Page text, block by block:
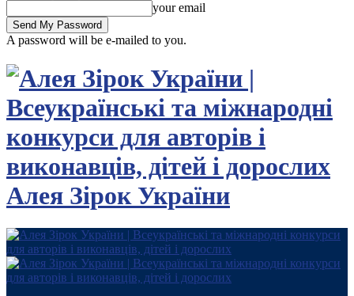
your email
A password will be e-mailed to you.
Алея Зірок України